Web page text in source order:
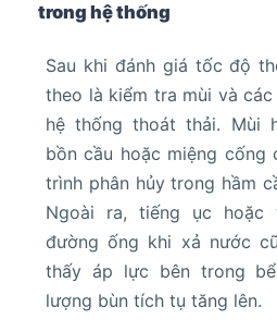
trong hệ thống
Sau khi đánh giá tốc độ
theo là kiểm tra mùi và
hệ thống thoát thải. Mùi
bồn cầu hoặc miệng cống
trình phân hủy trong hầm
Ngoài ra, tiếng ục hoặc
đường ống khi xả nước
thấy áp lực bên trong
lượng bùn tích tụ tăng lên.